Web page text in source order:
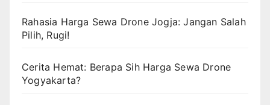
Rahasia Harga Sewa Drone Jogja: Jangan Salah
Pilih, Rugi!
Cerita Hemat: Berapa Sih Harga Sewa Drone
Yogyakarta?